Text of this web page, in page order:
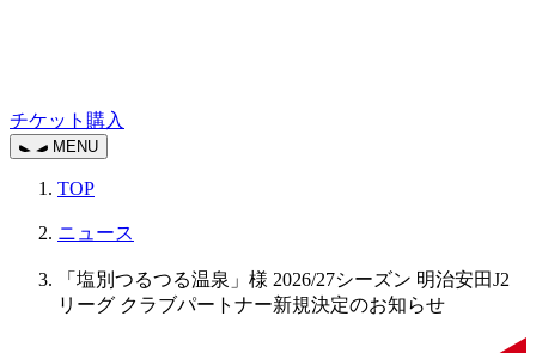
チケット購入
MENU
TOP
ニュース
「塩別つるつる温泉」様 2026/27シーズン 明治安田J2
リーグ クラブパートナー新規決定のお知らせ